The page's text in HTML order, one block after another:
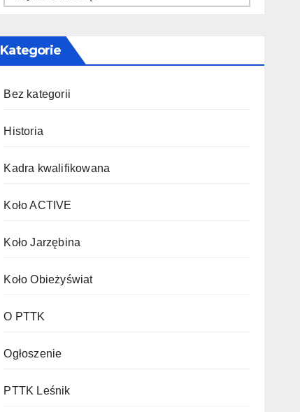
Kategorie
Bez kategorii
Historia
Kadra kwalifikowana
Koło ACTIVE
Koło Jarzębina
Koło Obieżyświat
O PTTK
Ogłoszenie
PTTK Leśnik